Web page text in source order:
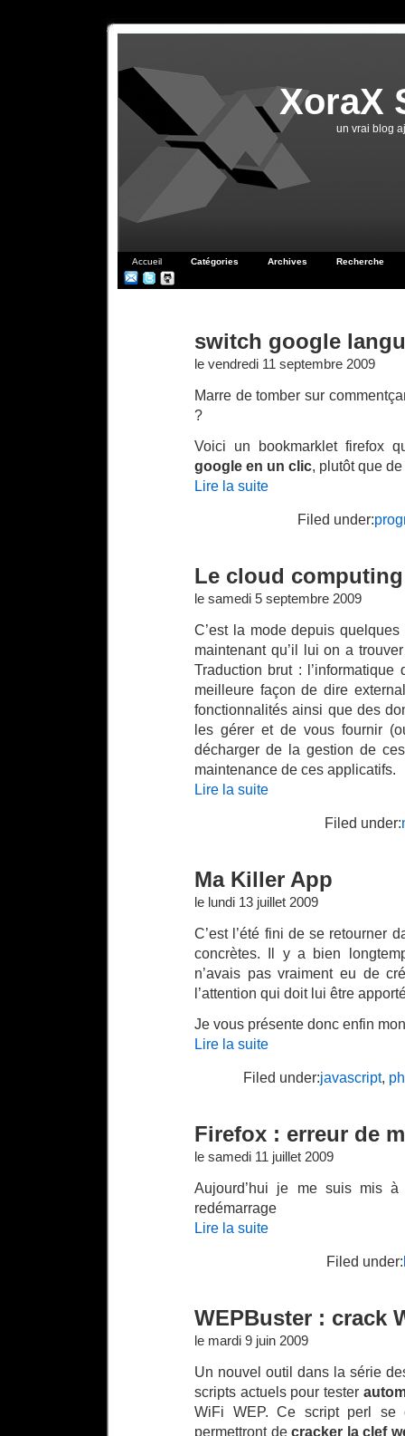
XoraX
un vrai blog
Accueil Catégories Archives Recherche
switch google
le vendredi 11 septembre 2009
Marre de tomber sur
?
Voici un bookmarklet firefox
google en un clic, plutôt que
Lire la suite
Filed under:
Le cloud computing
le samedi 5 septembre 2009
C’est la mode depuis
maintenant qu’il lui on a
Traduction brut :
meilleure façon de dire
fonctionnalités ainsi que des
les gérer et de vous fournir
décharger de la gestion de
maintenance de ces applicatifs.
Lire la suite
Filed under:
Ma Killer App
le lundi 13 juillet 2009
C’est l’été fini de se retourner
concrètes. Il y a bien
n’avais pas vraiment eu de
l’attention qui doit lui être
Je vous présente donc enfin
Lire la suite
Filed under:javascript,
Firefox : erreur de
le samedi 11 juillet 2009
Aujourd’hui je me suis mis
redémarrage
Lire la suite
Filed under:
WEPBuster : crack
le mardi 9 juin 2009
Un nouvel outil dans la série
scripts actuels pour tester
WiFi WEP. Ce script perl se
permettront decracker la clef